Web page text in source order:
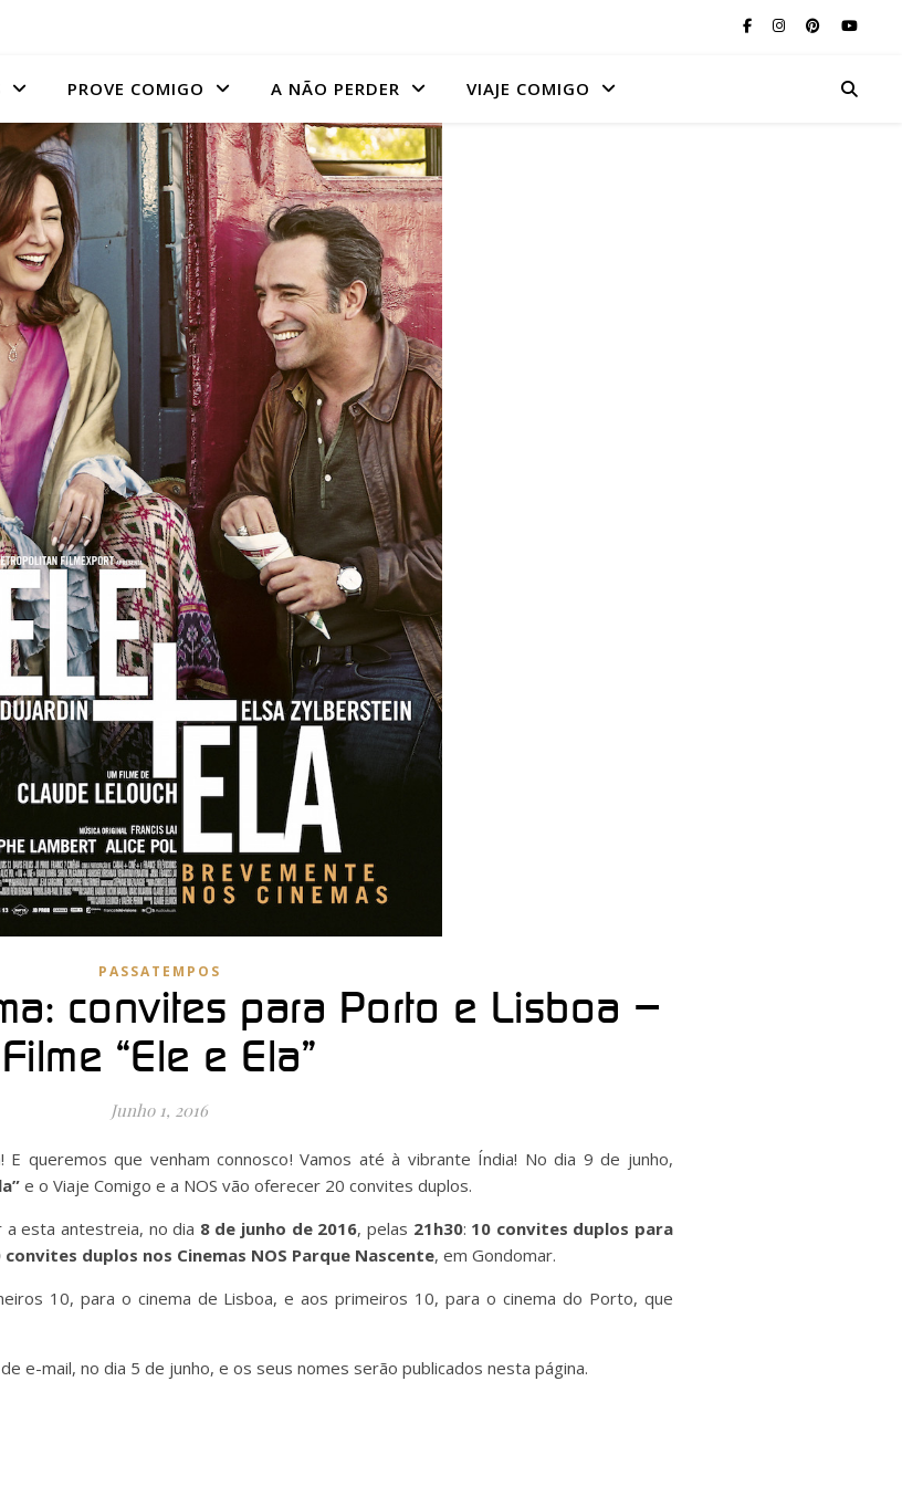
PROVE COMIGO A NÃO PERDER VIAJE COMIGO
PASSATEMPOS
convites para Porto e Lisboa –
Filme “Ele e Ela”
Junho 1, 2016
queremos que venham connosco! Vamos até à vibrante Índia! No dia 9 de junho,
e o Viaje Comigo e a NOS vão oferecer 20 convites duplos.
esta antestreia, no dia 8 de junho de 2016, pelas 21h30: 10 convites duplos para
convites duplos nos Cinemas NOS Parque Nascente, em Gondomar.
10, para o cinema de Lisboa, e aos primeiros 10, para o cinema do Porto, que
e-mail, no dia 5 de junho, e os seus nomes serão publicados nesta página.